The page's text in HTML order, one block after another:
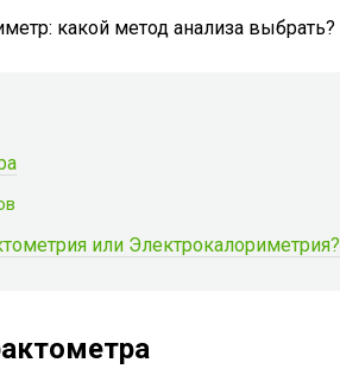
или Электрокалориметрия?